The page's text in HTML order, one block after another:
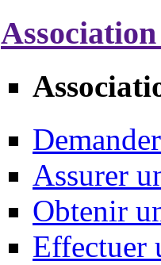
Assurer
Obtenir
Effectuer